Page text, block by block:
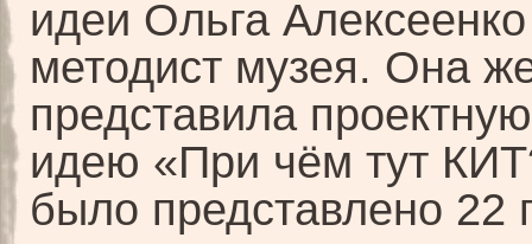
идеи Ольга
методист музея. Она
представила проектную
идею «При чём тут
было представлено 22